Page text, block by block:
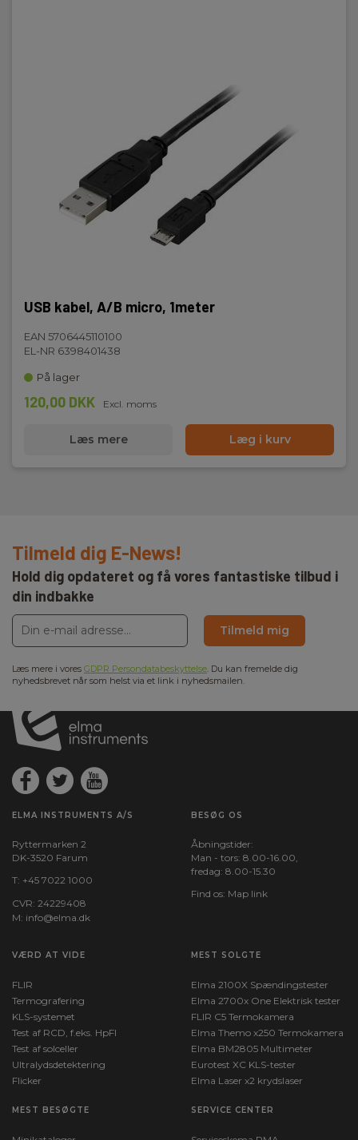
USB kabel, A/B micro, 1meter
EAN 5706445110100
EL-NR 6398401438
På lager
120,00 DKK Excl. moms
Læs mere Læg i kurv
Tilmeld dig E-News!
Hold dig opdateret og få vores fantastiske tilbud i
din indbakke
Tilmeld mig
Læs mere i vores GDPR Persondatabeskyttelse. Du kan fremelde dig
nyhedsbrevet når som helst via et link i nyhedsmailen.
ELMA INSTRUMENTS A/S
Ryttermarken 2
DK-3520 Farum
T: +45 7022 1000
CVR: 24229408
M: info@elma.dk
BESØG OS
Åbningstider:
Man - tors: 8.00-16.00,
fredag: 8.00-15.30
Find os: Map link
VÆRD AT VIDE
FLIR
Termografering
KLS-systemet
Test af RCD, f.eks. HpFI
Test af solceller
Ultralydsdetektering
Flicker
MEST SOLGTE
Elma 2100X Spændingstester
Elma 2700x One Elektrisk tester
FLIR C5 Termokamera
Elma Themo x250 Termokamera
Elma BM2805 Multimeter
Eurotest XC KLS-tester
Elma Laser x2 krydslaser
MEST BESØGTE SERVICE CENTER